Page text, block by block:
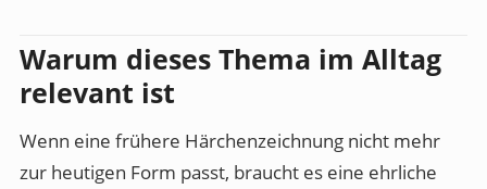
Warum dieses Thema im Alltag
relevant ist
Wenn eine frühere Härchenzeichnung nicht mehr
zur heutigen Form passt, braucht es eine ehrliche